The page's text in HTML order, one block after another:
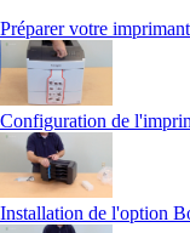
Préparer votre
Configuration de
Installation de l'option